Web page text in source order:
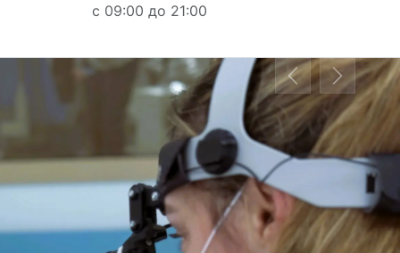
с 09:00 до 21:00
PreviousNext